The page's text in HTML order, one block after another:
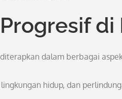
di
dalam berbagai
hidup, dan